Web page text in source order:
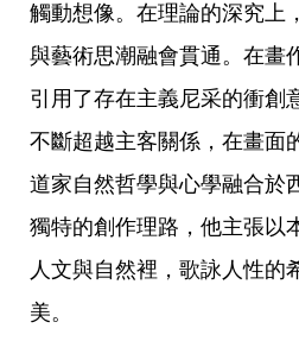
觸動想像。在理論的深究上
與藝術思潮融會貫通。在畫
引用了存在主義尼采的衝創
不斷超越主客關係，在畫面
道家自然哲學與心學融合於
獨特的創作理路，他主張以
人文與自然裡，歌詠人性的
美。